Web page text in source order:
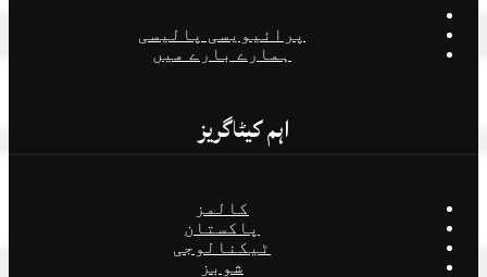
پرائیویسی پالیسی
ہمارے بارے میں
اہم کیٹاگریز
کالمز
پاکستان
ٹیکنالوجی
شوبز